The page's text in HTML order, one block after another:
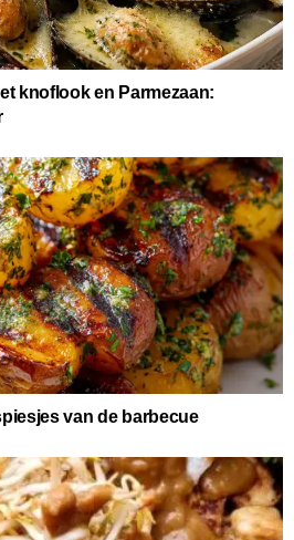
knoflook en Parmezaan:
van de barbecue